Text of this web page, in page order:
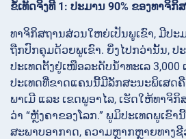
ຂໍ້ເທັດຈິງທີ 1: ປະມານ 90% ຂອງທາຈິກິ
ທາຈິກິສຖານສ່ວນໃຫຍ່ເປັນພູເຂົາ, ມີປະ
ຖືກປົກຄຸມດ້ວຍພູເຂົາ. ຍິ່ງໄປກວ່ານັ້ນ, ປ
ປະເທດຕັ້ງຢູ່ເໜືອລະດັບນ້ຳທະເລ 3,000
ປະເທດທີ່ຂາດແຄນນີ້ມີລັກສະນະພິເສດ
ພາເມີ ແລະ ເຂດພູອາໄລ, ເຮັດໃຫ້ທາຈິ
ວ່າ “ຫຼັງຄາຂອງໂລກ.” ພູມິປະເທດພູເຂົ
ສະພາບອາກາດ, ຄວາມຫຼາກຫຼາຍທາງ